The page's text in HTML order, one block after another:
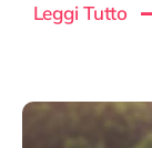
Leggi Tutto